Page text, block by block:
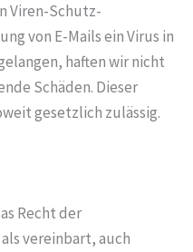
Viren-Schutz-
von E-Mails ein Virus in
haften wir nicht
Schäden. Dieser
gesetzlich zulässig.
Recht der
vereinbart, auch